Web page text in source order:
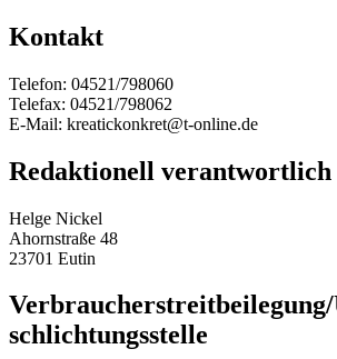
Kontakt
Telefon: 04521/798060
Telefax: 04521/798062
E-Mail: kreatickonkret@t-online.de
Redaktionell verantwortlich
Helge Nickel
Ahornstraße 48
23701 Eutin
schlichtungs­stelle